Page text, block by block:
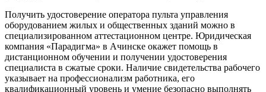
Получить удостоверение оператора пульта управления
оборудованием жилых и общественных зданий можно в
специализированном аттестационном центре. Юридическая
компания «Парадигма» в Ачинске окажет помощь в
дистанционном обучении и получении удостоверения
специалиста в сжатые сроки. Наличие свидетельства рабочего
указывает на профессионализм работника, его
квалификационный уровень и умение безопасно выполнять